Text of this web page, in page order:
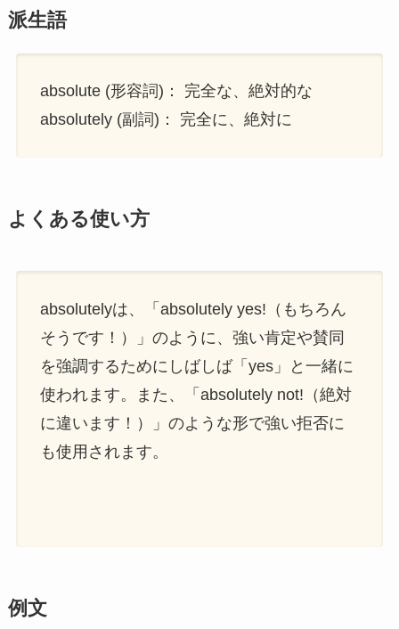
派生語
absolute (形容詞)： 完全な、絶対的な
absolutely (副詞)： 完全に、絶対に
よくある使い方
absolutelyは、「absolutely yes!（もちろん
そうです！）」のように、強い肯定や賛同
を強調するためにしばしば「yes」と一緒に
使われます。また、「absolutely not!（絶対
に違います！）」のような形で強い拒否に
も使用されます。
例文